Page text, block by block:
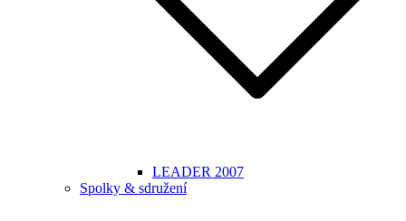
LEADER 2007
Spolky & sdružení